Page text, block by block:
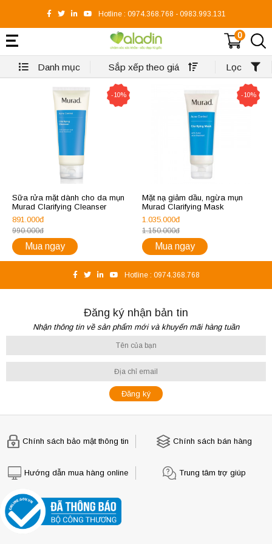
Hotline : 0974.368.768 - 0983.993.131
0
Danh mục Sắp xếp theo giá Lọc
-10%
Sữa rửa mặt dành cho da mụn
Murad Clarifying Cleanser
891.000đ
990.000đ
Mua ngay
-10%
Mặt nạ giảm dầu, ngừa mụn
Murad Clarifying Mask
1.035.000đ
1.150.000đ
Mua ngay
Hotline : 0974.368.768
Đăng ký nhận bản tin
Nhận thông tin về sản phẩm mới và khuyến mãi hàng tuần
Chính sách bảo mật thông tin Chính sách bán hàng
Hướng dẫn mua hàng online Trung tâm trợ giúp